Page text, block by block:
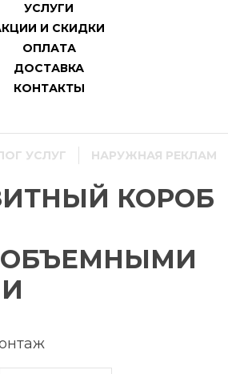
УСЛУГИ
И СКИДКИ
ОПЛАТА
ДОСТАВКА
КОНТАКТЫ
УСЛУГ НАРУЖНАЯ РЕКЛАМА
КОРОБ